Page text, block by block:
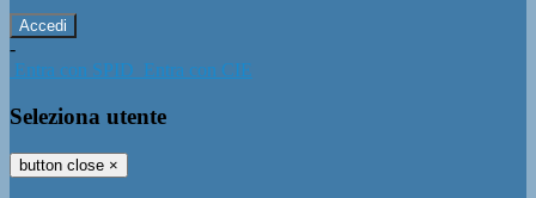
-
Entra con SPID Entra con CIE
Seleziona utente
button close ×